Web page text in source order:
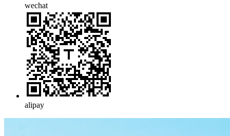
wechat
alipay